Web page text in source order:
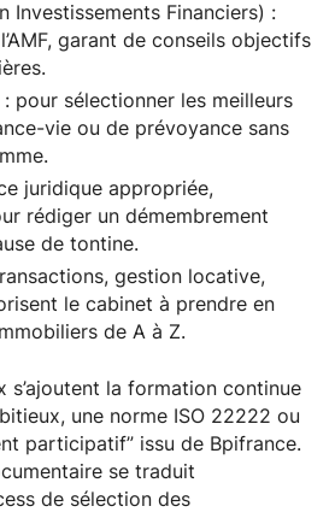
Investissements Financiers) :
garant de conseils objectifs
: pour sélectionner les meilleurs
vie ou de prévoyance sans
juridique appropriée,
rédiger un démembrement
de tontine.
gestion locative,
le cabinet à prendre en
de A à Z.
s’ajoutent la formation continue
une norme ISO 22222 ou
participatif” issu de Bpifrance.
se traduit
de sélection des